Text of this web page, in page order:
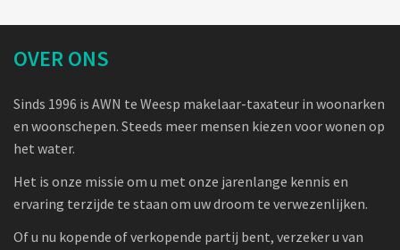
OVER ONS
Sinds 1996 is AWN te Weesp makelaar-taxateur in woonarken
en woonschepen. Steeds meer mensen kiezen voor wonen op
het water.
Het is onze missie om u met onze jarenlange kennis en
ervaring terzijde te staan om uw droom te verwezenlijken.
Of u nu kopende of verkopende partij bent, verzeker u van